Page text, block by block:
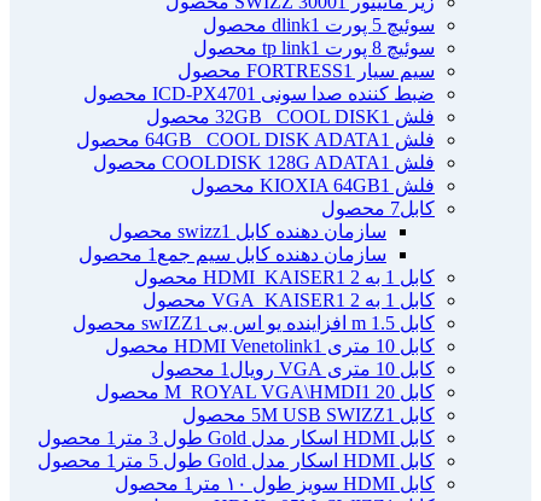
سوئیچ 5 پورت dlink
1 محصول
سوئیچ 8 پورت tp link
1 محصول
سیم سیار FORTRESS
1 محصول
ضبط کننده صدا سونی ICD-PX470 1 محصول
فلش 32GB _COOL DISK 1 محصول
فلش 64GB _COOL DISK ADATA 1 محصول
فلش COOLDISK 128G ADATA 1 محصول
فلش KIOXIA 64GB 1 محصول
کابل7 محصول
سازمان دهنده کابل swizz 1 محصول
سازمان دهنده کابل سیم جمع 1 محصول
کابل 1 به 2 HDMI_KAISER
1 محصول
کابل 1 به 2 VGA_KAISER
1 محصول
کابل 1.5 m افزاینده یو اس بی swIZZ
1 محصول
کابل 10 متری HDMI Venetolink
1 محصول
کابل 10 متری VGA رویال
1 محصول
کابل 20 M_ROYAL VGA\HMDI
1 محصول
کابل 5M USB SWIZZ 1 محصول
کابل HDMI اسکار مدل Gold طول 3 متر
1 محصول
کابل HDMI اسکار مدل Gold طول 5 متر
1 محصول
کابل HDMI سویز طول ۱۰ متر
1 محصول